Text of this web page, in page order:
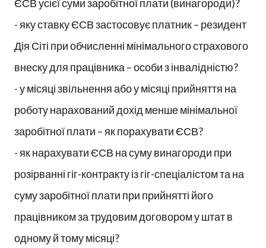
ЄСВ усієї суми заробітної плати (винагороди)?
- яку ставку ЄСВ застосовує платник – резидент
Дія Сіті при обчисленні мінімального страхового
внеску для працівника – особи з інвалідністю?
- у місяці звільнення або у місяці прийняття на
роботу нарахований дохід менше мінімальної
заробітної плати – як порахувати ЄСВ?
- як нарахувати ЄСВ на суму винагороди при
розірванні гіг-контракту із гіг-спеціалістом та на
суму заробітної плати при прийнятті його
працівником за трудовим договором у штат в
одному й тому місяці?